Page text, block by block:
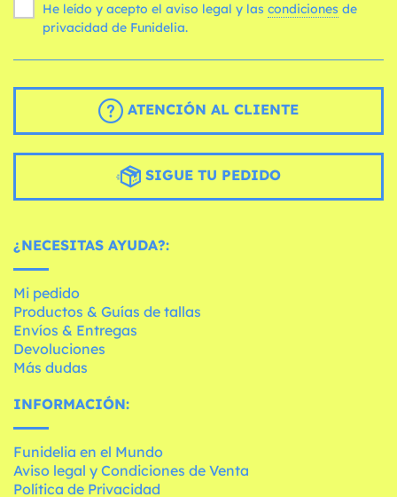
He leído y acepto el aviso legal y las condiciones
privacidad de Funidelia.
ATENCIÓN AL CLIENTE
SIGUE TU PEDIDO
¿NECESITAS AYUDA?:
Mi pedido
Productos & Guías de tallas
Envíos & Entregas
Devoluciones
Más dudas
INFORMACIÓN:
Funidelia en el Mundo
Aviso legal y Condiciones de Venta
Política de Privacidad